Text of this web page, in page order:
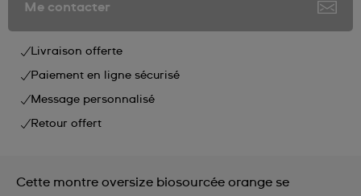
Me contacter
Livraison offerte
Paiement en ligne sécurisé
Message personnalisé
Retour offert
Cette montre oversize biosourcée orange se